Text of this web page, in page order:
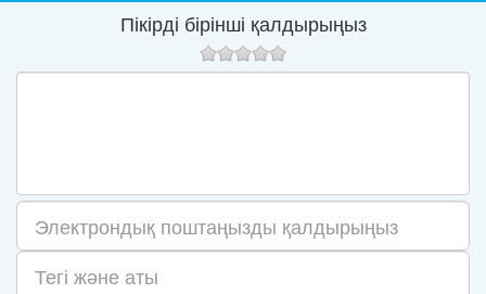
Пікірді бірінші қалдырыңыз